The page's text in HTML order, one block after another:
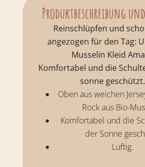
Produktbeschreibung
Reinschlüpfen und
angezogen für den Tag:
Musselin Kleid
Komfortabel und die S
sonne geschützt.
Oben aus weichen
Rock aus Bio-
Komfortabel und die
der Sonne
Luftig.